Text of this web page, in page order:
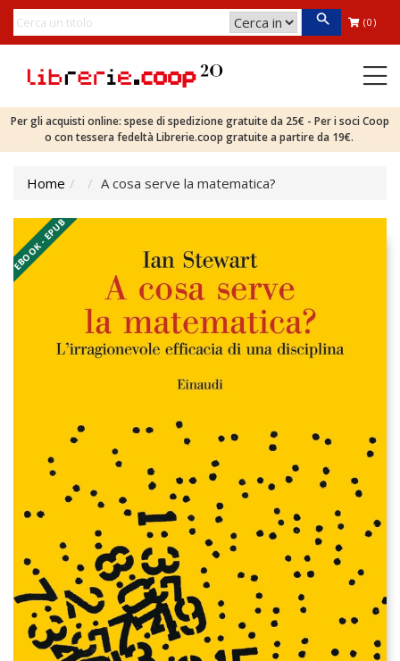
(0)
Per gli acquisti online: spese di spedizione gratuite da 25€ - Per i soci Coop
o con tessera fedeltà Librerie.coop gratuite a partire da 19€.
Home A cosa serve la matematica?
EBOOK - EPUB